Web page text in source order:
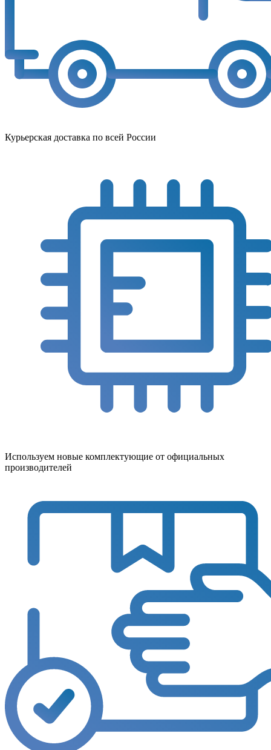
Курьерская доставка по всей России
Используем новые комплектующие от официальных
производителей